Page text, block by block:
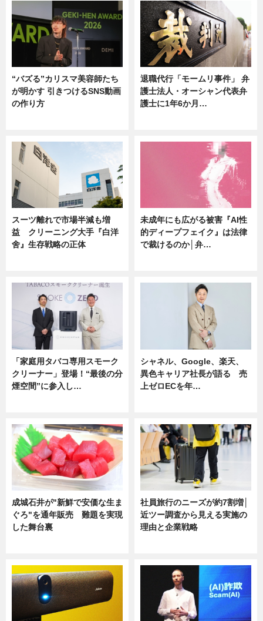
“バズる”カリスマ美容師たち
が明かす 引きつけるSNS動画
の作り方
退職代行「モームリ事件」 弁
護士法人・オーシャン代表弁
護士に1年6か月…
スーツ離れで市場半減も増
益 クリーニング大手『白洋
舍』生存戦略の正体
未成年にも広がる被害『AI性
的ディープフェイク』は法律
で裁けるのか│弁…
「家庭用タバコ専用スモーク
クリーナー」登場！“最後の分
煙空間”に参入し…
シャネル、Google、楽天、
異色キャリア社長が語る 売
上ゼロECを年…
成城石井が"新鮮で安価な生ま
ぐろ"を通年販売 難題を実現
した舞台裏
社員旅行のニーズが約7割増│
近ツー調査から見える実施の
理由と企業戦略